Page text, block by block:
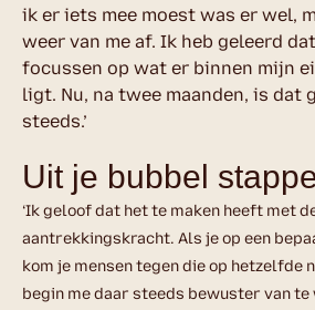
ik er iets mee moest was er wel,
weer van me af. Ik heb geleerd
focussen op wat er binnen mijn
ligt. Nu, na twee maanden, is dat
steeds.’
Uit je bubbel
‘Ik geloof dat het te maken heeft met
aantrekkingskracht. Als je op een
kom je mensen tegen die op hetzelfde
begin me daar steeds bewuster van te